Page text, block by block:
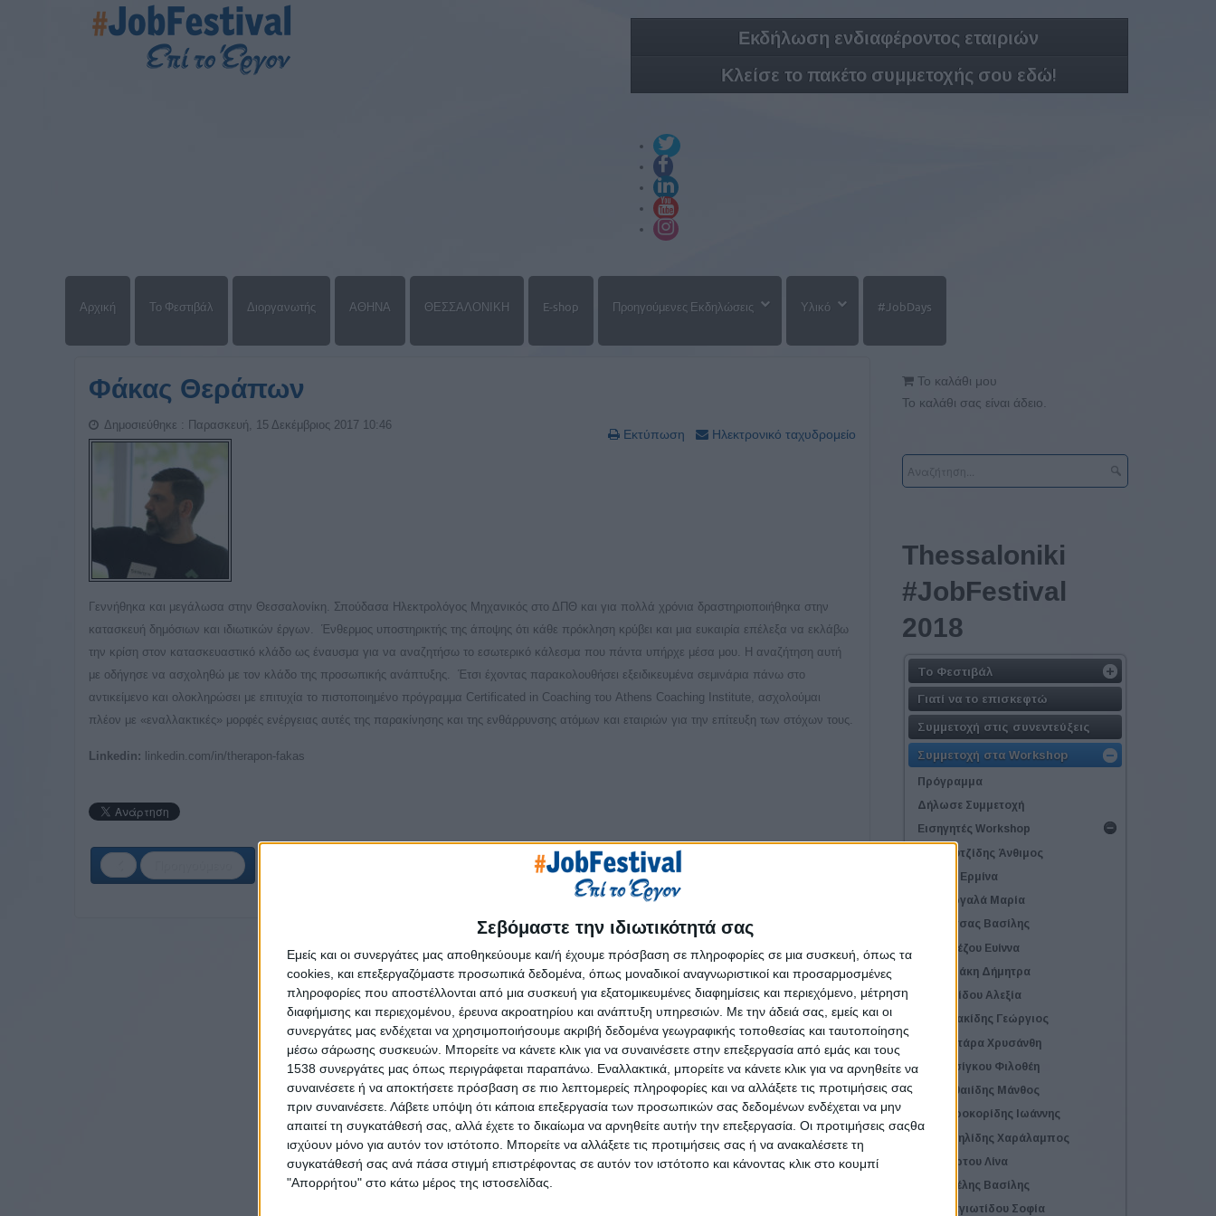
Σεβόμαστε την ιδιωτικότητά σας
Εμείς και οι συνεργάτες μας αποθηκεύουμε και/ή έχουμε πρόσβαση σε πληροφορίες σε μια συσκευή, όπως τα
cookies, και επεξεργαζόμαστε προσωπικά δεδομένα, όπως μοναδικοί αναγνωριστικοί και προσαρμοσμένες
πληροφορίες που αποστέλλονται από μια συσκευή για εξατομικευμένες διαφημίσεις και περιεχόμενο, μέτρηση
διαφήμισης και περιεχομένου, έρευνα ακροατηρίου και ανάπτυξη υπηρεσιών. Με την άδειά σας, εμείς και οι
συνεργάτες μας ενδέχεται να χρησιμοποιήσουμε ακριβή δεδομένα γεωγραφικής τοποθεσίας και ταυτοποίησης
μέσω σάρωσης συσκευών. Μπορείτε να κάνετε κλικ για να συναινέσετε στην επεξεργασία από εμάς και τους
1538 συνεργάτες μας όπως περιγράφεται παραπάνω. Εναλλακτικά, μπορείτε να κάνετε κλικ για να αρνηθείτε να
συναινέσετε ή να αποκτήσετε πρόσβαση σε πιο λεπτομερείς πληροφορίες και να αλλάξετε τις προτιμήσεις σας
πριν συναινέσετε. Λάβετε υπόψη ότι κάποια επεξεργασία των προσωπικών σας δεδομένων ενδέχεται να μην
απαιτεί τη συγκατάθεσή σας, αλλά έχετε το δικαίωμα να αρνηθείτε αυτήν την επεξεργασία. Οι προτιμήσεις σαςθα
ισχύουν μόνο για αυτόν τον ιστότοπο. Μπορείτε να αλλάξετε τις προτιμήσεις σας ή να ανακαλέσετε τη
συγκατάθεσή σας ανά πάσα στιγμή επιστρέφοντας σε αυτόν τον ιστότοπο και κάνοντας κλικ στο κουμπί
"Απορρήτου" στο κάτω μέρος της ιστοσελίδας.
Εκδήλωση ενδιαφέροντος εταιριών
Κλείσε το πακέτο συμμετοχής σου εδώ!
Αρχική Το Φεστιβάλ Διοργανωτής ΑΘΗΝΑ ΘΕΣΣΑΛΟΝΙΚΗ E-shop Προηγούμενες Εκδηλώσεις Υλικό #JobDays
Φάκας Θεράπων
Εκτύπωση Ηλεκτρονικό ταχυδρομείο
Δημοσιεύθηκε : Παρασκευή, 15 Δεκέμβριος 2017 10:46
Γεννήθηκα και μεγάλωσα στην Θεσσαλονίκη. Σπούδασα Ηλεκτρολόγος Μηχανικός στο ΔΠΘ και για πολλά χρόνια δραστηριοποιήθηκα στην
κατασκευή δημόσιων και ιδιωτικών έργων. Ένθερμος υποστηρικτής της άποψης ότι κάθε πρόκληση κρύβει και μια ευκαιρία επέλεξα να εκλάβω
την κρίση στον κατασκευαστικό κλάδο ως έναυσμα για να αναζητήσω το εσωτερικό κάλεσμα που πάντα υπήρχε μέσα μου. Η αναζήτηση αυτή
με οδήγησε να ασχοληθώ με τον κλάδο της προσωπικής ανάπτυξης. Έτσι έχοντας παρακολουθήσει εξειδικευμένα σεμινάρια πάνω στο
αντικείμενο και ολοκληρώσει με επιτυχία το πιστοποιημένο πρόγραμμα Certificated in Coaching του Athens Coaching Institute, ασχολούμαι
πλέον με «εναλλακτικές» μορφές ενέργειας αυτές της παρακίνησης και της ενθάρρυνσης ατόμων και εταιριών για την επίτευξη των στόχων τους.
Linkedin: linkedin.com/in/therapon-fakas
Το καλάθι μου
Το καλάθι σας είναι άδειο.
Τhessaloniki
#JobFestival
2018
Το Φεστιβάλ
Γιατί να το επισκεφτώ
Συμμετοχή στις συνεντεύξεις
Συμμετοχή στα Workshop
Πρόγραμμα
Δήλωσε Συμμετοχή
Εισηγητές Workshop
Αρουτζίδης Άνθιμος
Γάκη Ερμίνα
Γεωργαλά Μαρία
Δήμτσας Βασίλης
Εγγλέζου Ευίννα
Ζερβάκη Δήμητρα
Κιτικίδου Αλεξία
Κυριακίδης Γεώργιος
Κωστάρα Χρυσάνθη
Ματσίγκου Φιλοθέη
Ματθαιίδης Μάνθος
Μαυροκορίδης Ιωάννης
Μιχαηλίδης Χαράλαμπος
Μπέρτου Λίνα
Νιγδέλης Βασίλης
Παναγιωτίδου Σοφία